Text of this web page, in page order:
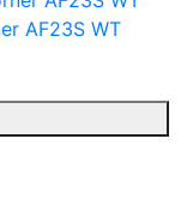
AF23S WT